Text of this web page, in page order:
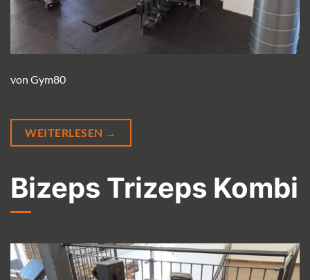
von Gym80
WEITERLESEN →
Bizeps Trizeps Kombi